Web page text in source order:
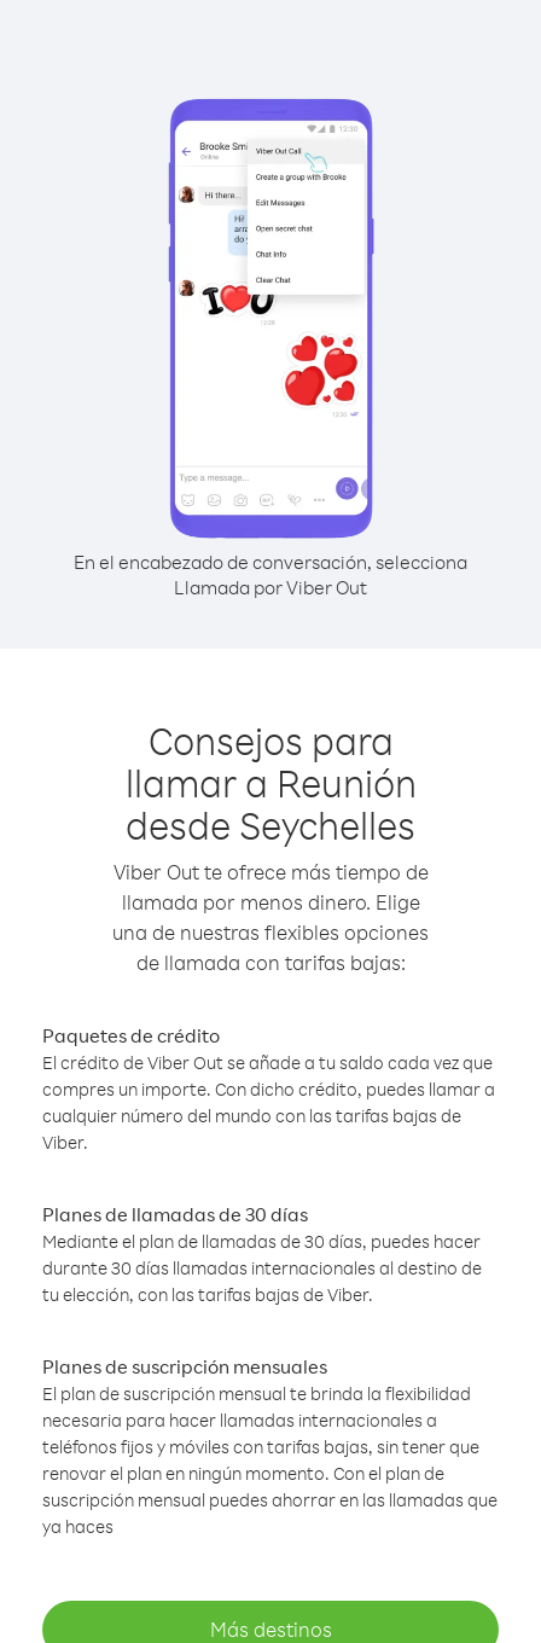
En el encabezado de conversación, selecciona
Llamada por Viber Out
Consejos para
llamar a Reunión
desde Seychelles
Viber Out te ofrece más tiempo de
llamada por menos dinero. Elige
una de nuestras flexibles opciones
de llamada con tarifas bajas:
Paquetes de crédito
El crédito de Viber Out se añade a tu saldo cada vez que
compres un importe. Con dicho crédito, puedes llamar a
cualquier número del mundo con las tarifas bajas de
Viber.
Planes de llamadas de 30 días
Mediante el plan de llamadas de 30 días, puedes hacer
durante 30 días llamadas internacionales al destino de
tu elección, con las tarifas bajas de Viber.
Planes de suscripción mensuales
El plan de suscripción mensual te brinda la flexibilidad
necesaria para hacer llamadas internacionales a
teléfonos fijos y móviles con tarifas bajas, sin tener que
renovar el plan en ningún momento. Con el plan de
suscripción mensual puedes ahorrar en las llamadas que
ya haces
Más destinos